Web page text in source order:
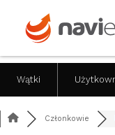
Wątki
Członkowie